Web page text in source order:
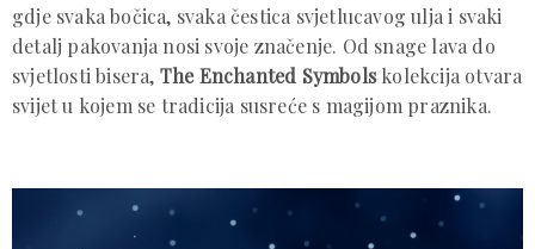
gdje svaka bočica, svaka čestica svjetlucavog ulja i svaki
detalj pakovanja nosi svoje značenje. Od snage lava do
svjetlosti bisera, The Enchanted Symbolskolekcija otvara
svijet u kojem se tradicija susreće s magijom praznika.